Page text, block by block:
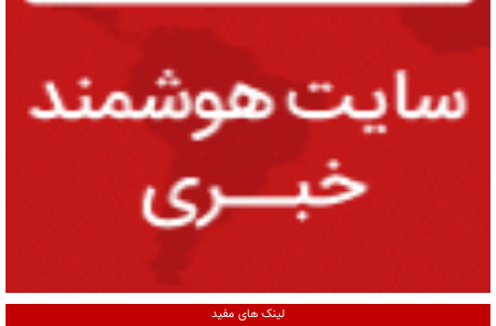
لینک های مفید